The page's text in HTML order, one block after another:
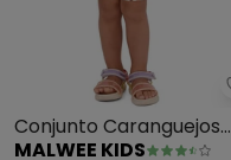
Conjunto Caranguejos
MALWEE KIDS